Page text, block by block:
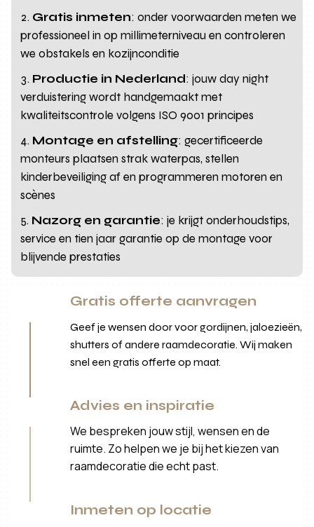
Gratis inmeten: onder voorwaarden meten we
professioneel in op millimeterniveau en controleren
we obstakels en kozijnconditie
Productie in Nederland: jouw day night
verduistering wordt handgemaakt met
kwaliteitscontrole volgens ISO 9001 principes
Montage en afstelling: gecertificeerde
monteurs plaatsen strak waterpas, stellen
kinderbeveiliging af en programmeren motoren en
scènes
Nazorg en garantie: je krijgt onderhoudstips,
service en tien jaar garantie op de montage voor
blijvende prestaties
Gratis offerte aanvragen
Geef je wensen door voor gordijnen, jaloezieën,
shutters of andere raamdecoratie. Wij maken
snel een gratis offerte op maat.
Advies en inspiratie
We bespreken jouw stijl, wensen en de
ruimte. Zo helpen we je bij het kiezen van
raamdecoratie die echt past.
Inmeten op locatie